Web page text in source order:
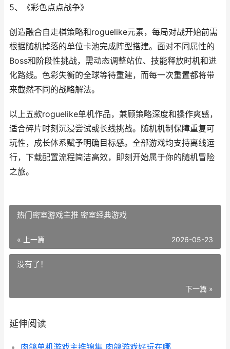
5、《彩色点点战争》
创造融合自走棋策略和roguelike元素，每局对战开始前需
根据随机掉落的单位卡池完成阵型搭建。面对不同属性的
Boss和阶段性挑战，需动态调整站位、技能释放时机和进
化路线。色彩失衡的全球等待重建，而每一次重置都将带
来截然不同的战略解法。
以上五款roguelike单机作品，兼顾策略深度和操作爽感，
适合碎片时刻沉浸尝试或长线挑战。随机机制保障重复可
玩性，成长体系赋予明确目标感。全部游戏均支持离线运
行，下载配置流程简洁高效，即刻开始属于你的随机冒险
之旅。
热门密室游戏主推 密室经典游戏
« 上一篇 2026-05-23
没有了！
下一篇 »
延伸阅读
肉鸽单机游戏主推锦集 肉鸽游戏好玩在哪